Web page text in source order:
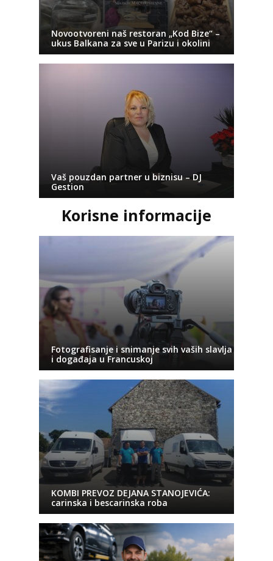
Novootvoreni naš restoran „Kod Bize“ –
ukus Balkana za sve u Parizu i okolini
Vaš pouzdan partner u biznisu – DJ
Gestion
Korisne informacije
Fotografisanje i snimanje svih vaših slavlja
i događaja u Francuskoj
KOMBI PREVOZ DEJANA STANOJEVIĆA:
carinska i bescarinska roba